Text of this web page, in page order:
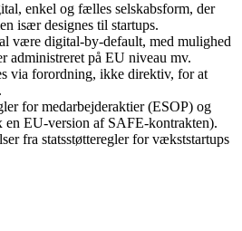
enkel og fælles selskabsform, der
især designes til startups.
være digital-by-default, med mulighed
administreret på EU niveau mv.
via forordning, ikke direktiv, for at
for medarbejderaktier (ESOP) og
en EU-version af SAFE-kontrakten).
fra statsstøtteregler for vækststartups